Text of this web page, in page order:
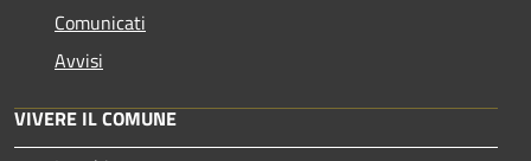
Comunicati
Avvisi
VIVERE IL COMUNE